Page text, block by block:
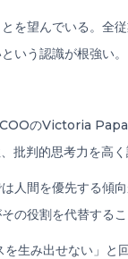
を望んでいる。
いう認識が根強い。
のVictoria
批判的思考力を高く
人間を優先する
の役割を代替する
生み出せない」